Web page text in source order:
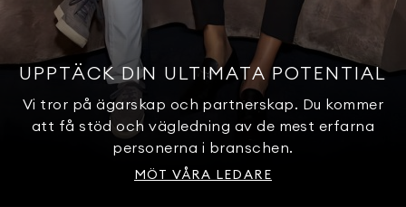
UPPTÄCK DIN ULTIMATA POTENTIAL
Vi tror på ägarskap och partnerskap. Du kommer
att få stöd och vägledning av de mest erfarna
personerna i branschen.
MÖT VÅRA LEDARE